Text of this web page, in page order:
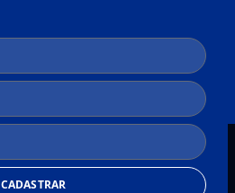
CADASTRAR